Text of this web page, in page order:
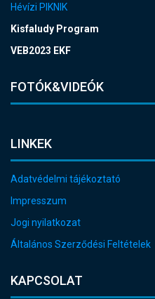
Hévízi PIKNIK
Kisfaludy Program
VEB2023 EKF
FOTÓK&VIDEÓK
LINKEK
Adatvédelmi tájékoztató
Impresszum
Jogi nyilatkozat
Általános Szerződési Feltételek
KAPCSOLAT